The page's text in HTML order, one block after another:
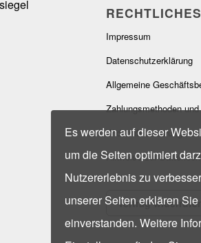
RECHTLICHES
Impressum
Datenschutzerklärung
Allgemeine
Zahlungsmethoden
Widerrufsbelehrung
Hinweise zur
Vertrag
Es werden auf dieser
um die Seiten optimiert
Nutzererlebnis zu
unserer Seiten erklären
einverstanden. Weitere